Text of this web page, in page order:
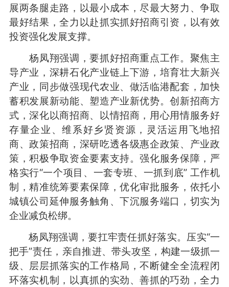
展两条腿走路，以最小成本，尽最大努力、争取
最好结果，全力以赴抓实抓好招商引资，以有效
投资强化发展支撑。
杨凤翔强调，要抓好招商重点工作。聚焦主
导产业，深耕石化产业链上下游，培育壮大新兴
产业，同步做强现代农业、做活临港配套，加快
蓄积发展新动能、塑造产业新优势。创新招商方
式，深化以商招商、以情招商，用心用情服务好
存量企业、维系好乡贤资源，灵活运用飞地招
商、政策招商，深研吃透各级惠企政策、产业政
策，积极争取资金要素支持。强化服务保障，严
格实行“一个项目、一套专班、一抓到底” 工作机
制，精准统筹要素保障，优化审批服务，依托小
城镇公司延伸服务触角、下沉服务端口，切实为
企业减负松绑。
杨凤翔强调，要扛牢责任抓好落实。压实“一
把手”责任，亲自推进、带头攻坚，构建一级抓一
级、层层抓落实的工作格局，不断健全全流程闭
环落实机制，以真抓的实劲、善抓的巧劲，全力